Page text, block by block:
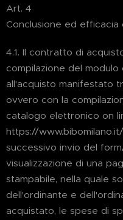
Art. 4
Conclusione ed
4.1. Il contratto di
compilazione del
all'acquisto manifestato
ovvero con la
catalogo elettronico on
https://
successivo invio del
visualizzazione di una
stampabile, nella quale
dell'ordinante e
acquistato, le spese di